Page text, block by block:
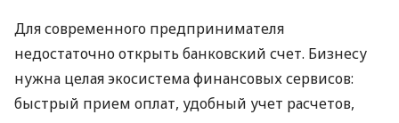
Для современного предпринимателя
недостаточно открыть банковский счет. Бизнесу
нужна целая экосистема финансовых сервисов:
быстрый прием оплат, удобный учет расчетов,